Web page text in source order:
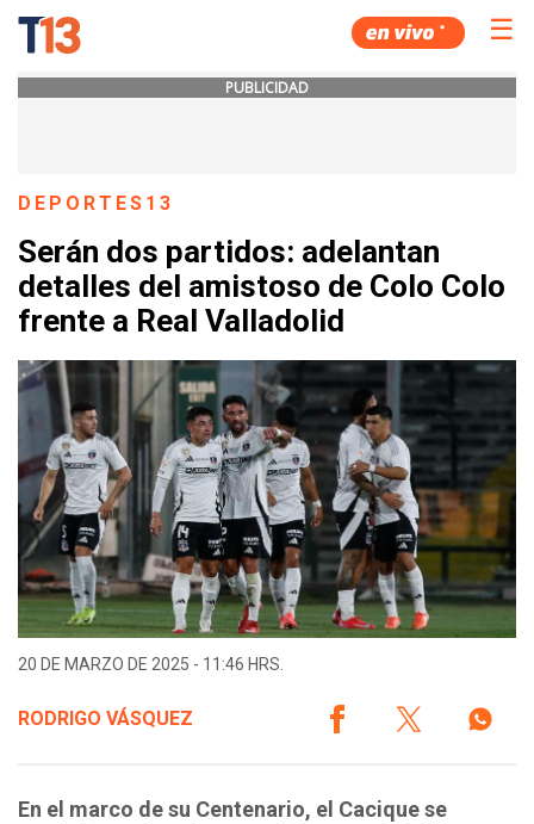
☰
PUBLICIDAD
DEPORTES13
Serán dos partidos: adelantan
detalles del amistoso de Colo Colo
frente a Real Valladolid
20 DE MARZO DE 2025 - 11:46 HRS.
RODRIGO VÁSQUEZ
En el marco de su Centenario, el Cacique se